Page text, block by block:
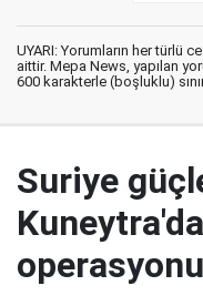
UYARI: Yorumların her türlü
aittir. Mepa News, yapılan
600 karakterle (boşluklu)
Suriye
operasyonu